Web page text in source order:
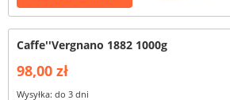
Caffe''Vergnano 1882 1000g
98,00 zł
Wysyłka: do 3 dni